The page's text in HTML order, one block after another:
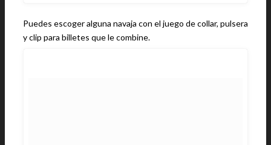
Puedes escoger alguna navaja con el juego de collar, pulsera
y clip para billetes que le combine.